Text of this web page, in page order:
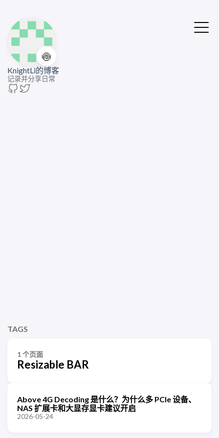
🍥
KnightLi的博客
记录并分享日常
TAGS
1 个页面
Resizable BAR
Above 4G Decoding 是什么？为什么多 PCIe 设备、
NAS 扩展卡和大显存显卡建议开启
2026-05-24